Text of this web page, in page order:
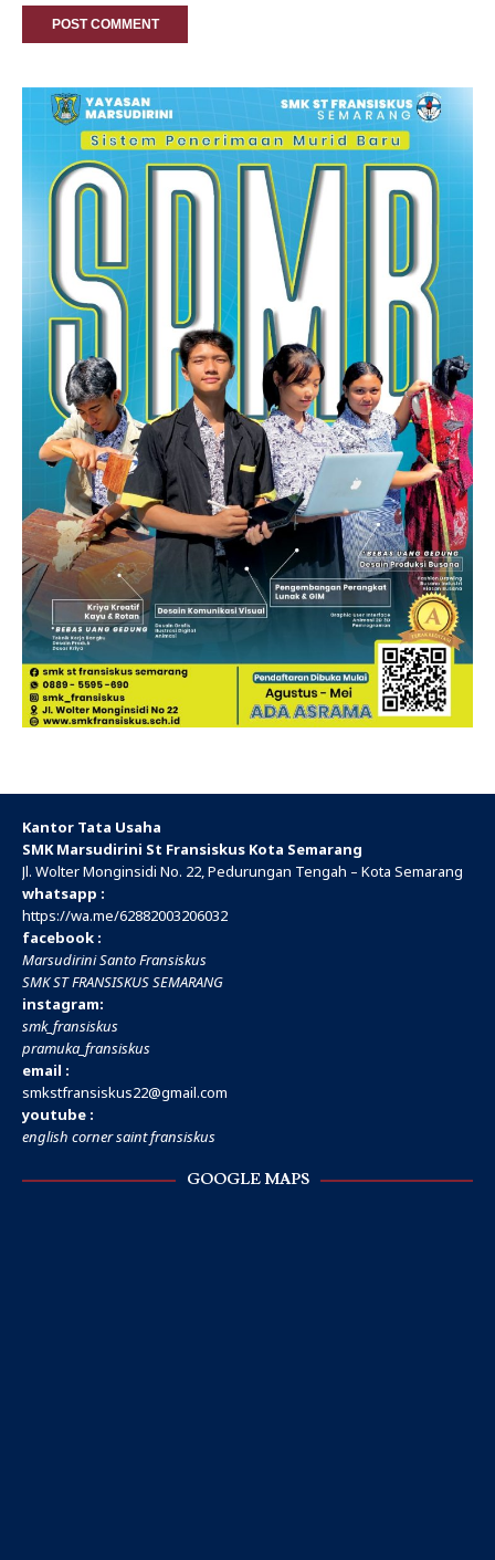
Kantor Tata Usaha
SMK Marsudirini St Fransiskus Kota Semarang
Jl. Wolter Monginsidi No. 22, Pedurungan Tengah – Kota Semarang
whatsapp :
https://wa.me/62882003206032
facebook :
Marsudirini Santo Fransiskus
SMK ST FRANSISKUS SEMARANG
instagram:
smk_fransiskus
pramuka_fransiskus
email :
smkstfransiskus22@gmail.com
youtube :
english corner saint fransiskus
GOOGLE MAPS